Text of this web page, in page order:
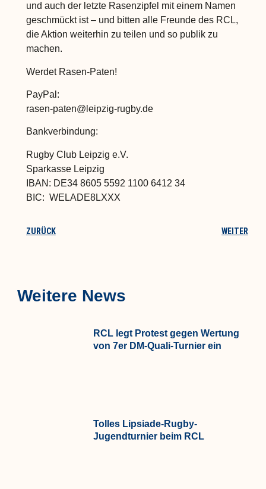
und auch der letzte Rasenzipfel mit einem Namen
geschmückt ist – und bitten alle Freunde des RCL,
die Aktion weiterhin zu teilen und so publik zu
machen.
Werdet Rasen-Paten!
PayPal:
rasen-paten@leipzig-rugby.de
Bankverbindung:
Rugby Club Leipzig e.V.
Sparkasse Leipzig
IBAN: DE34 8605 5592 1100 6412 34
BIC: WELADE8LXXX
ZURÜCK WEITER
Weitere News
RCL legt Protest gegen Wertung
von 7er DM-Quali-Turnier ein
Tolles Lipsiade-Rugby-
Jugendturnier beim RCL